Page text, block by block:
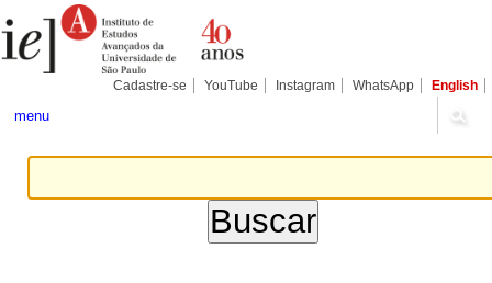
para
conteúdo.
Pessoais
Cadastre-se YouTube Instagram WhatsApp English
menu